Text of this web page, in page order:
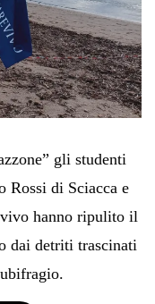
gli studenti
Rossi di Sciacca e
hanno ripulito il
dai detriti trascinati